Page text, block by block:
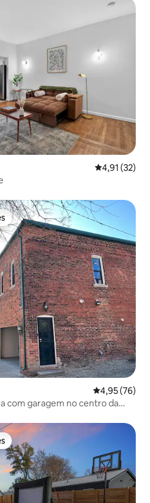
4,91 de uma
4,91 (32)
dos hóspedes
4,95 de uma
4,95 (76)
com garagem no centro da
dos hóspedes